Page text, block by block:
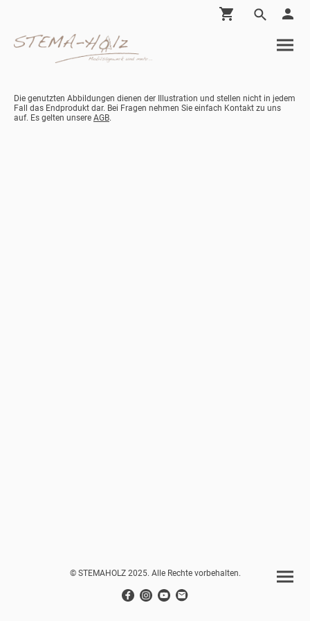
Die genutzten Abbildungen dienen der Illustration und stellen nicht in jedem
Fall das Endprodukt dar. Bei Fragen nehmen Sie einfach Kontakt zu uns
auf. Es gelten unsere AGB.
© STEMAHOLZ 2025. Alle Rechte vorbehalten.